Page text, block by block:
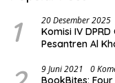
1 20 Desember 2025
Komisi IV
Pesantren Al
9 Juni 2021 0
BookBites: